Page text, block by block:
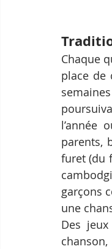
Chaque
place de
l’année
parents,
furet (du
garçons
une
Des